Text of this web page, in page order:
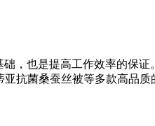
，也是提高工作效率的保
抗菌桑蚕丝被等多款高品